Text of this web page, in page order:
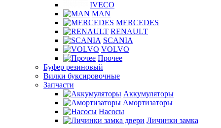
IVECO
MAN
MERCEDES
RENAULT
SCANIA
VOLVO
Прочее
Буфер резиновый
Вилки буксировочные
Запчасти
Аккумуляторы
Амортизаторы
Насосы
Личинки замка